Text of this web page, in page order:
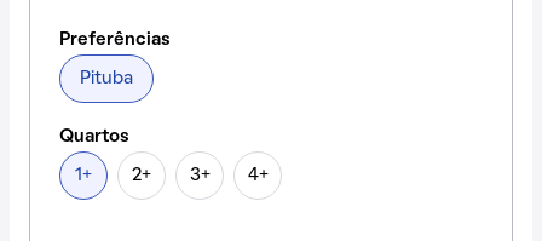
Preferências
Pituba
Quartos
1+ 2+ 3+ 4+